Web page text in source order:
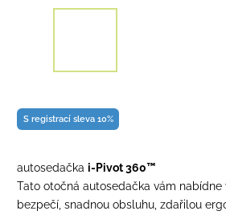
S registrací sleva 10%
autosedačka i-Pivot 360™
Tato otočná autosedačka vám nabídne
bezpečí, snadnou obsluhu, zdařilou